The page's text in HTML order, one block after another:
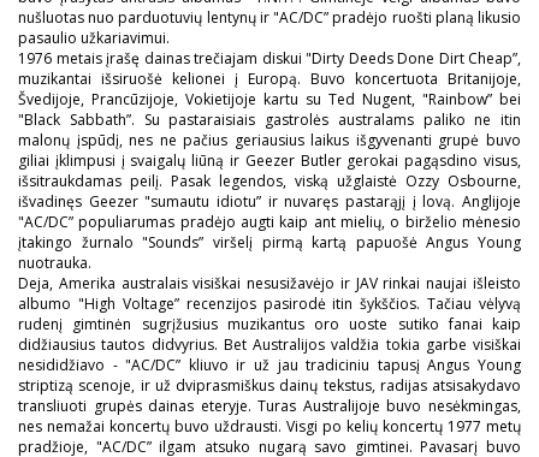
nušluotas nuo parduotuvių lentynų ir "AC/DC” pradėjo ruošti planą likusio
pasaulio užkariavimui.
1976 metais įrašę dainas trečiajam diskui "Dirty Deeds Done Dirt Cheap”,
muzikantai išsiruošė kelionei į Europą. Buvo koncertuota Britanijoje,
Švedijoje, Prancūzijoje, Vokietijoje kartu su Ted Nugent, "Rainbow” bei
"Black Sabbath”. Su pastaraisiais gastrolės australams paliko ne itin
malonų įspūdį, nes ne pačius geriausius laikus išgyvenanti grupė buvo
giliai įklimpusi į svaigalų liūną ir Geezer Butler gerokai pagąsdino visus,
išsitraukdamas peilį. Pasak legendos, viską užglaistė Ozzy Osbourne,
išvadinęs Geezer "sumautu idiotu” ir nuvaręs pastarąjį į lovą. Anglijoje
"AC/DC” populiarumas pradėjo augti kaip ant mielių, o birželio mėnesio
įtakingo žurnalo "Sounds” viršelį pirmą kartą papuošė Angus Young
nuotrauka.
Deja, Amerika australais visiškai nesusižavėjo ir JAV rinkai naujai išleisto
albumo "High Voltage” recenzijos pasirodė itin šykščios. Tačiau vėlyvą
rudenį gimtinėn sugrįžusius muzikantus oro uoste sutiko fanai kaip
didžiausius tautos didvyrius. Bet Australijos valdžia tokia garbe visiškai
nesididžiavo - "AC/DC” kliuvo ir už jau tradiciniu tapusį Angus Young
striptizą scenoje, ir už dviprasmiškus dainų tekstus, radijas atsisakydavo
transliuoti grupės dainas eteryje. Turas Australijoje buvo nesėkmingas,
nes nemažai koncertų buvo uždrausti. Visgi po kelių koncertų 1977 metų
pradžioje, "AC/DC” ilgam atsuko nugarą savo gimtinei. Pavasarį buvo